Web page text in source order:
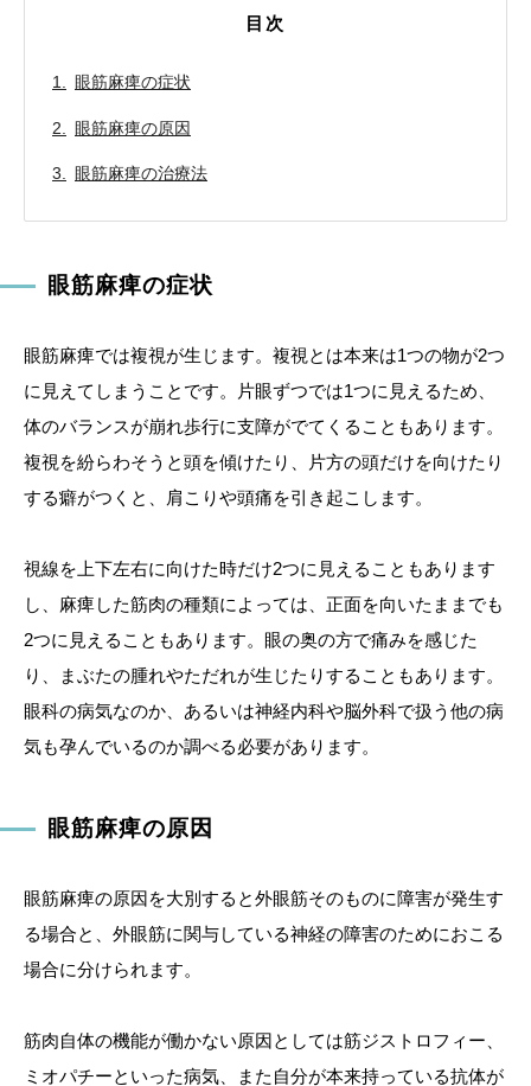
目次
眼筋麻痺の症状
眼筋麻痺の原因
眼筋麻痺の治療法
眼筋麻痺の症状
眼筋麻痺では複視が生じます。複視とは本来は1つの物が2つ
に見えてしまうことです。片眼ずつでは1つに見えるため、
体のバランスが崩れ歩行に支障がでてくることもあります。
複視を紛らわそうと頭を傾けたり、片方の頭だけを向けたり
する癖がつくと、肩こりや頭痛を引き起こします。
視線を上下左右に向けた時だけ2つに見えることもあります
し、麻痺した筋肉の種類によっては、正面を向いたままでも
2つに見えることもあります。眼の奥の方で痛みを感じた
り、まぶたの腫れやただれが生じたりすることもあります。
眼科の病気なのか、あるいは神経内科や脳外科で扱う他の病
気も孕んでいるのか調べる必要があります。
眼筋麻痺の原因
眼筋麻痺の原因を大別すると外眼筋そのものに障害が発生す
る場合と、外眼筋に関与している神経の障害のためにおこる
場合に分けられます。
筋肉自体の機能が働かない原因としては筋ジストロフィー、
ミオパチーといった病気、また自分が本来持っている抗体が